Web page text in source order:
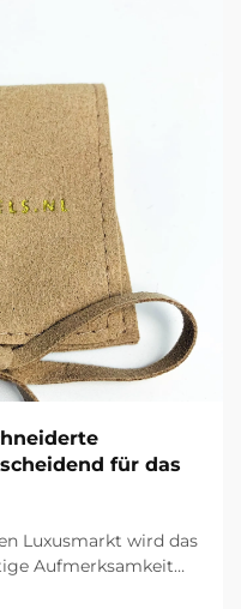
für das
Luxusmarkt wird das
Aufmerksamkeit